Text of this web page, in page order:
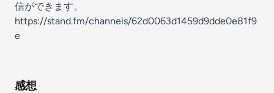
信ができます。
https://stand.fm/channels/62d0063d1459d9dde0e81f9
e
感想